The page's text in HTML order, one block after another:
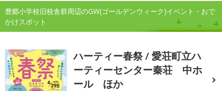
豊郷小学校旧校舎群周辺のGW(ゴールデンウィーク)イベント・おで
かけスポット
ハーティー春祭 / 愛荘町立ハ
ーティーセンター秦荘 中ホ
ール ほか